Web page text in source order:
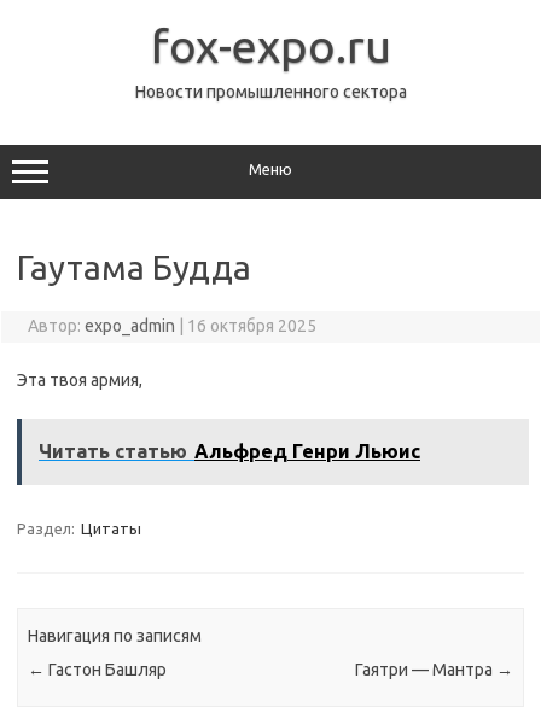
fox-expo.ru
Новости промышленного сектора
Меню
Гаутама Будда
Автор: expo_admin 16 октября 2025
Эта твоя армия,
Читать статью Альфред Генри Льюис
Раздел: Цитаты
Навигация по записям
← Гастон Башляр Гаятри — Мантра →